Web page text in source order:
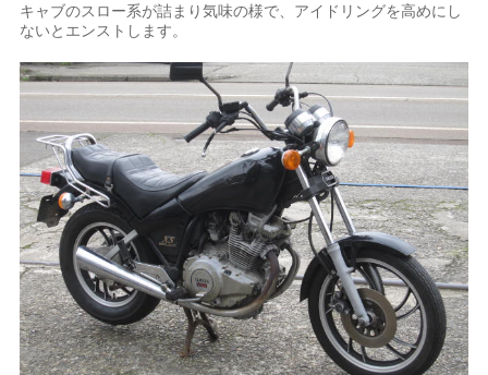
キャブのスロー系が詰まり気味の様で、アイドリングを高めにし
ないとエンストします。